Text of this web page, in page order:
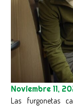
Noviembre 11,
Las furgonetas